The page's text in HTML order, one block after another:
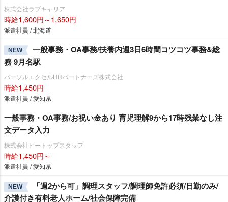
株式会社ラブキャリア
時給1,600円～1,650円
派遣社員 / 北海道
NEW
一般事務・OA事務/扶養内週3日6時間コツコツ事務&総
務 9月名駅
パーソルエクセルHRパートナーズ株式会社
時給1,450円
派遣社員 / 愛知県
一般事務・OA事務/お祝い金あり 育児理解9から17時残業なし注
文データ入力
株式会社ビートップスタッフ
時給1,450円～
派遣社員 / 愛知県
NEW
「週2から可」調理スタッフ/調理師免許必須/日勤のみ/
介護付き有料老人ホーム/社会保障完備